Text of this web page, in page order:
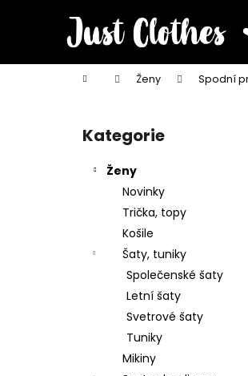
Domů Ženy Spodní
Přeskočit
kategorie
Kategorie
Ženy
Novinky
Trička, topy
Košile
Šaty, tuniky
Společenské šaty
Letní šaty
Svetrové šaty
Tuniky
Mikiny
í
Zpět
do
Zpět
do